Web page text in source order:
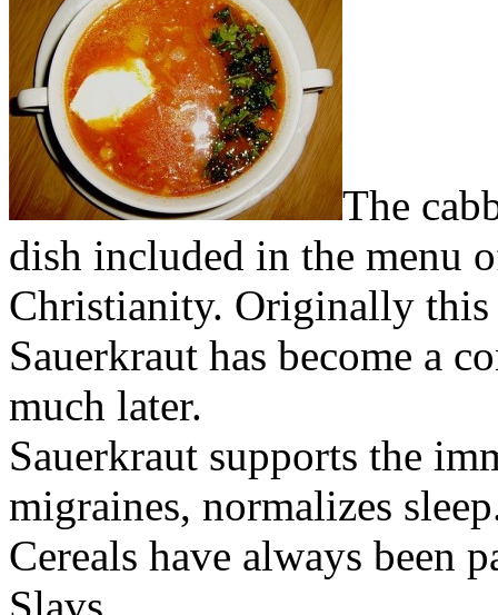
The
dish included in the menu
Christianity. Originally this
Sauerkraut has become a
much later.
Sauerkraut supports the
migraines, normalizes
Cereals have always been
Slavs.